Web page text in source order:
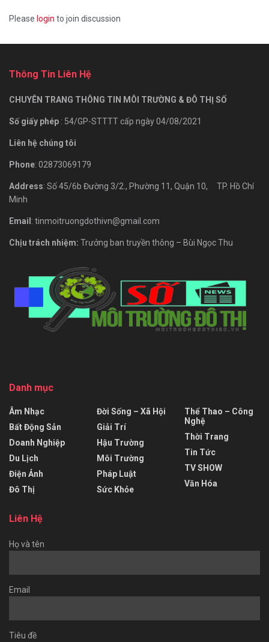
Please login to join discussion
Thông Tin Liên Hệ
CHUYÊN TRANG THÔNG TIN MÔI TRƯỜNG & ĐÔ THỊ SỐ
Số giấy phép : 54/GP-STTTT cấp ngày 04/08/2021
Liên hệ chúng tôi
Phone: 02873069179
Address: Số 45/6b Đường 3/2., Phường 11, Quận 10, TP. Hồ Chí
Minh
Email : tinmoitruongdothivn@gmail.com
Chịu trách nhiệm: Trưởng ban truyền thông – Bùi Ngọc Thu
Danh mục
Âm Nhạc
Bất Động Sản
Doanh Nghiệp
Du Lịch
Điện Ảnh
Đô Thị
Đời Sống – Xã Hội
Giải Trí
Hậu Trường
Môi Trường
Pháp Luật
Sức Khỏe
Thể Thao – Công
Nghệ
Thời Trang
Tin Tức
TV SHOW
Văn Hóa
Liên Hệ
Họ và tên
Email
Tiêu đề